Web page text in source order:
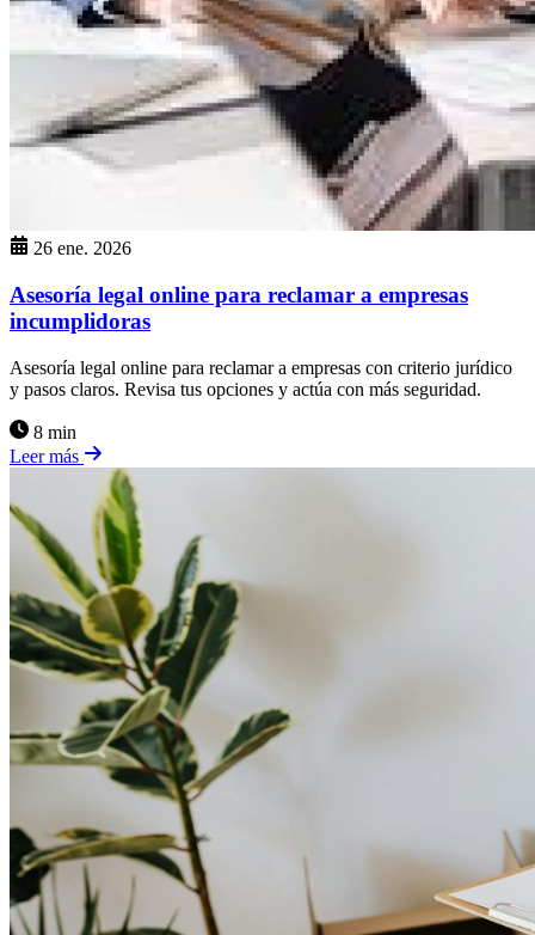
26 ene. 2026
Asesoría legal online para reclamar a empresas
incumplidoras
Asesoría legal online para reclamar a empresas con criterio jurídico
y pasos claros. Revisa tus opciones y actúa con más seguridad.
8 min
Leer más